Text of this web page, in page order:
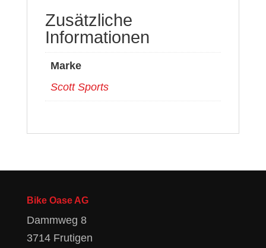
Zusätzliche
Informationen
Marke
Scott Sports
Bike Oase AG
Dammweg 8
3714 Frutigen